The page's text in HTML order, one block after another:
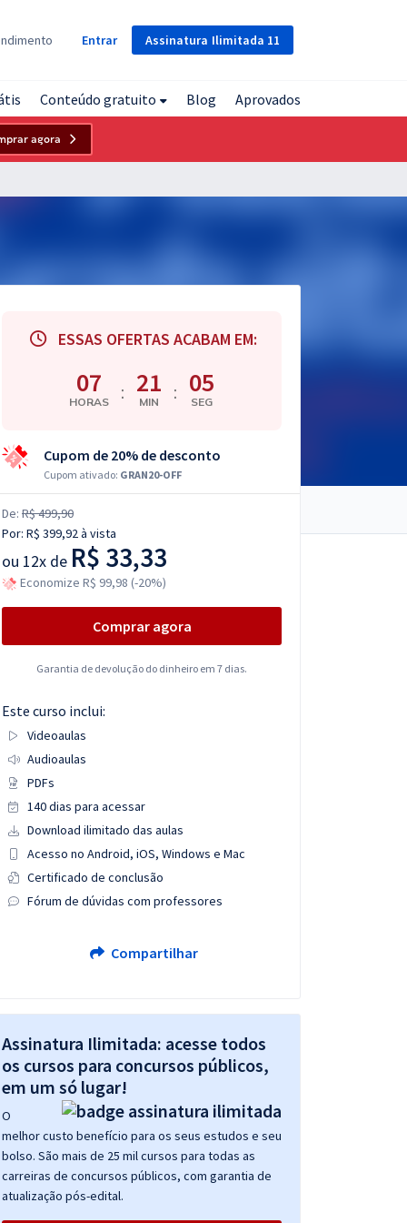
Assinatura Ilimitada 11
Entrar
Conteúdo gratuito Blog Aprovados
agora
ESSAS OFERTAS ACABAM EM:
07
HORAS : 21
MIN : 04
SEG
Cupom de 20% de desconto
Cupom ativado: GRAN20-OFF
De: R$ 499,90
Por: R$ 399,92à vista
ou 12x de R$ 33,33
Economize R$ 99,98 (-20%)
Comprar agora
Garantia de devolução do dinheiro em 7 dias.
Este curso inclui:
Videoaulas
Audioaulas
PDFs
140 dias para acessar
Download ilimitado das aulas
Acesso no Android, iOS, Windows e Mac
Certificado de conclusão
Fórum de dúvidas com professores
Compartilhar
Assinatura Ilimitada: acesse todos
os cursos para concursos públicos,
em um só lugar!
O
melhor custo benefício para os seus estudos e seu
bolso. São mais de 25 mil cursos para todas as
carreiras de concursos públicos, com garantia de
atualização pós-edital.